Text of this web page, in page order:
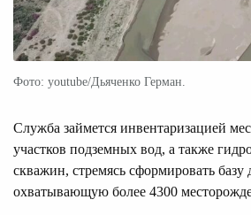
Фото: youtube/Дьяченко Герман.
Служба займется инвентаризацией
участков подземных вод, а также
скважин, стремясь сформировать базу
охватывающую более 4300